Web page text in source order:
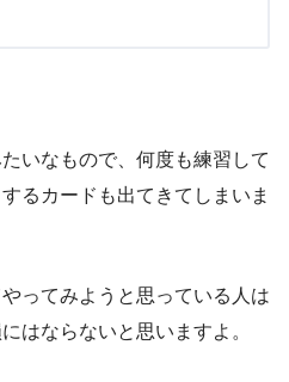
いなもので、何度も練習して
るカードも出てきてしまいま
ってみようと思っている人は
はならないと思いますよ。